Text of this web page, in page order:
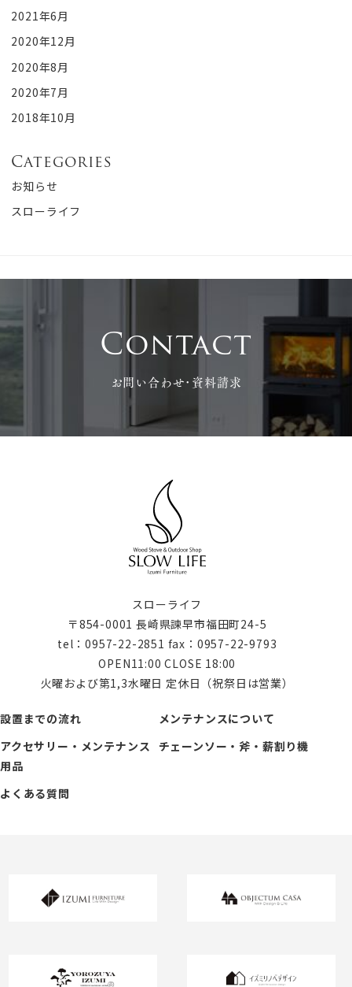
2021年6月
2020年12月
2020年8月
2020年7月
2018年10月
Categories
お知らせ
スローライフ
Contact
お問い合わせ･資料請求
スローライフ
〒854-0001 長崎県諫早市福田町24-5
tel：0957-22-2851 fax：0957-22-9793
OPEN11:00 CLOSE 18:00
火曜および第1,3水曜日 定休日（祝祭日は営業）
設置までの流れ
メンテナンスについて
アクセサリー・メンテナンス
用品
チェーンソー・斧・薪割り機
よくある質問